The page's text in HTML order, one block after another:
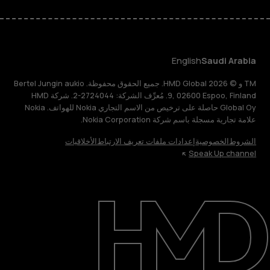
حول
الدعم
Saudi Arabia
English
Saudi Arabia
English
TM و © 2026 HMD Global. جميع الحقوق محفوظة. Bertel Jungin aukio
9, 02600 Espoo, Finland. مُعرِّف الشركة: 2724044-2. شركة HMD
Global Oy حاصلة على ترخيص من الاسم التجاري Nokia للهواتف. Nokia
علامة تجارية مسجلة باسم شركة Nokia Corporation.
الشروطالخصوصيةإعدادات ملفات تعريف الارتباطالأخلاقيات
Speak Up channel